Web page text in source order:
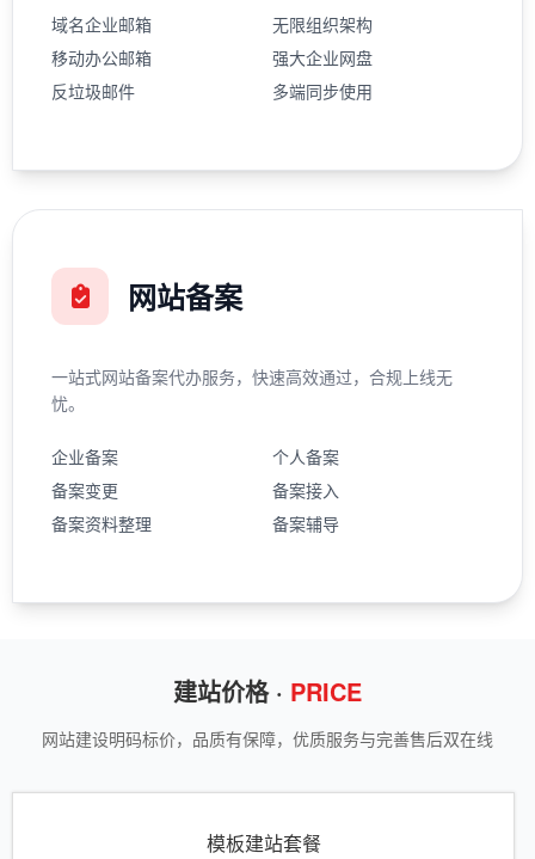
域名企业邮箱
无限组织架构
移动办公邮箱
强大企业网盘
反垃圾邮件
多端同步使用
网站备案
一站式网站备案代办服务，快速高效通过，合规上线无
忧。
企业备案
个人备案
备案变更
备案接入
备案资料整理
备案辅导
建站价格 · PRICE
网站建设明码标价，品质有保障，优质服务与完善售后双在线
模板建站套餐